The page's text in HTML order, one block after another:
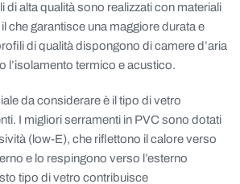
di alta qualità sono realizzati con materiali
che garantisce una maggiore durata e
di qualità dispongono di camere d’aria
l’isolamento termico e acustico.
da considerare è il tipo di vetro
I migliori serramenti in PVC sono dotati
(low-E), che riflettono il calore verso
e lo respingono verso l’esterno
tipo di vetro contribuisce